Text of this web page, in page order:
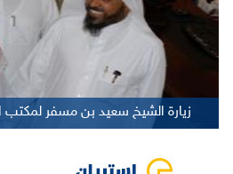
زيارة الشيخ سعيد بن مسفر